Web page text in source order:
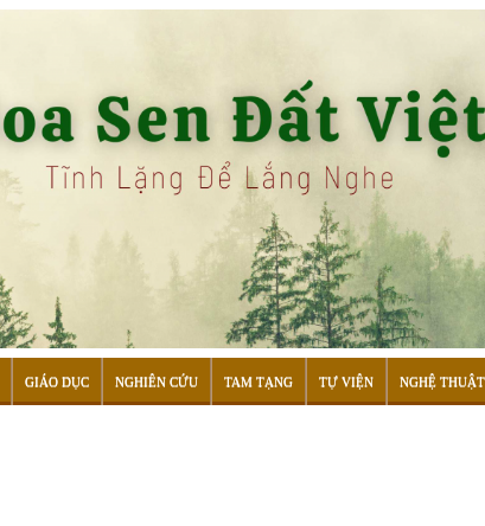
GIÁO DỤC NGHIÊN CỨU TAM TẠNG TỰ VIỆN NGHỆ THUẬT